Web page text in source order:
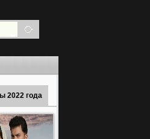
2022 года